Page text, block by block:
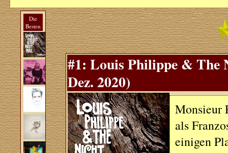
Die
Besten
#1: Louis Philippe &
Dez. 2020)
Monsieur
als
einigen